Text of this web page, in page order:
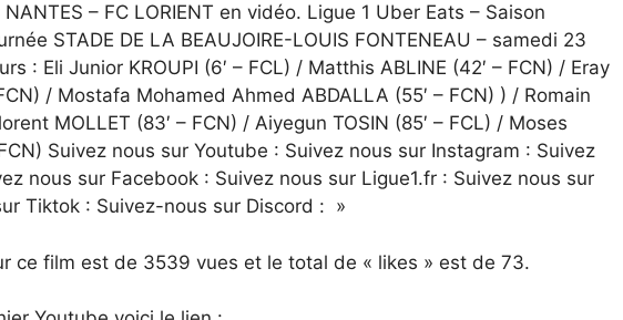
– FC LORIENT en vidéo. Ligue 1 Uber Eats – Saison
STADE DE LA BEAUJOIRE-LOUIS FONTENEAU – samedi 23
: Eli Junior KROUPI (6′ – FCL) / Matthis ABLINE (42′ – FCN) / Eray
/ Mostafa Mohamed Ahmed ABDALLA (55′ – FCN) ) / Romain
MOLLET (83′ – FCN) / Aiyegun TOSIN (85′ – FCL) / Moses
Suivez nous sur Youtube : Suivez nous sur Instagram : Suivez
nous sur Facebook : Suivez nous sur Ligue1.fr : Suivez nous sur
Tiktok : Suivez-nous sur Discord : »
ce film est de 3539 vues et le total de « likes » est de 73.